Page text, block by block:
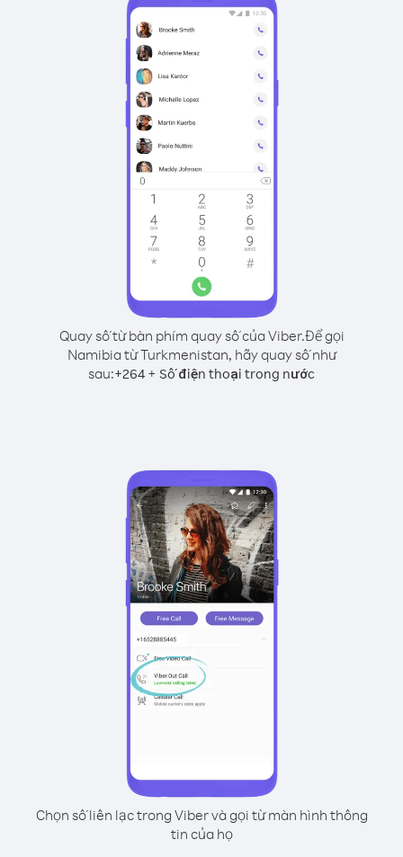
Quay số từ bàn phím quay số của Viber.Để gọi
Namibia từ Turkmenistan, hãy quay số như
sau:+264 + Số điện thoại trong nước
Chọn số liên lạc trong Viber và gọi từ màn hình thông
tin của họ